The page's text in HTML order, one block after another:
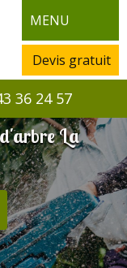
MENU
Devis gratuit
36 24 57
La